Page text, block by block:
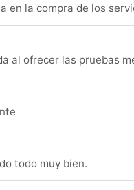
en la compra de los
al ofrecer las pruebas
todo muy bien.